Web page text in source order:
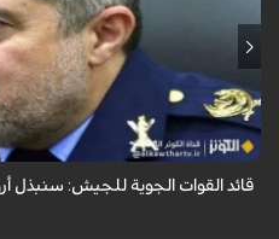
قال قائد القوات الجوية للجيش الايراني
الجوية للجيش ستبذل الأرواح دفاعًا عن
قائد القوات الجوية للجيش: سنبذل